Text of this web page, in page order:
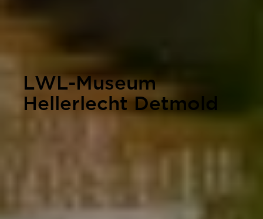
LWL-Museum
Hellerlecht Detmold